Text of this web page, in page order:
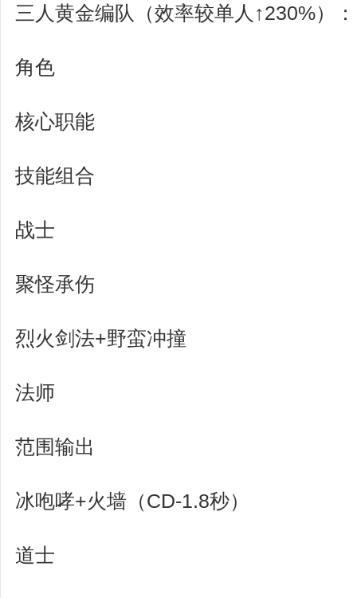
三人黄金编队（效率较单人↑230%）：
角色
核心职能
技能组合
战士
聚怪承伤
烈火剑法+野蛮冲撞
法师
范围输出
冰咆哮+火墙（CD-1.8秒）
道士